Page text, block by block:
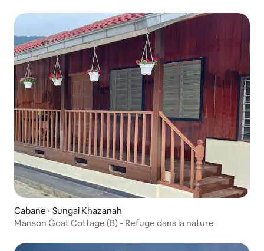
Cabane ⋅ Sungai Khazanah
Manson Goat Cottage (B) - Refuge dans la nature